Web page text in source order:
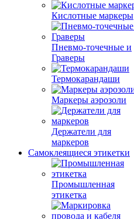
Кислотные маркеры
Пневмо-точечные и
Граверы
Термокарандаши
Маркеры аэрозоли
Держатели для
маркеров
Самоклеящиеся этикетки
Промышленная
этикетка